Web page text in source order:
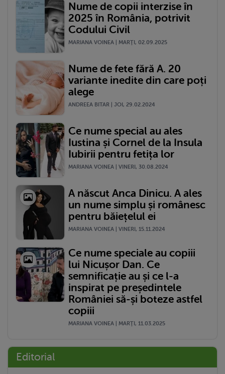
Nume de copii interzise în
2025 în România, potrivit
Codului Civil
MARIANA VOINEA | MARŢI, 02.09.2025
Nume de fete fără A. 20
variante inedite din care poți
alege
ANDREEA BITAR | JOI, 29.02.2024
Ce nume special au ales
Iustina și Cornel de la Insula
Iubirii pentru fetița lor
MARIANA VOINEA | VINERI, 30.08.2024
A născut Anca Dinicu. A ales
un nume simplu și românesc
pentru băiețelul ei
MARIANA VOINEA | VINERI, 15.11.2024
Ce nume speciale au copiii
lui Nicușor Dan. Ce
semnificație au și ce l-a
inspirat pe președintele
României să-și boteze astfel
copiii
MARIANA VOINEA | MARŢI, 11.03.2025
Editorial